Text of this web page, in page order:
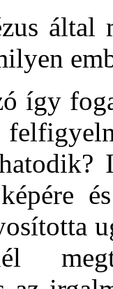
által
így